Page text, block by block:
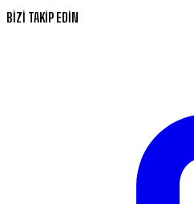
BİZİ TAKİP EDİN